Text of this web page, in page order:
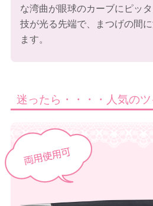
な湾曲が眼球のカーブにピッ
技が光る先端で、まつげの間
ます。
迷ったら・・・・人気の